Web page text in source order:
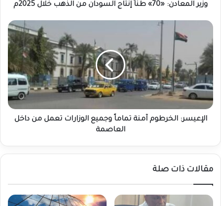
2025م
وزير المعادن: «70» طنّاً إنتاج السودان من الذهب خلال 2025م
الإعيسر:
آمنة
تماماً
وجميع
الوزارات
تعمل
من
داخل
العاصمة
الإعيسر: الخرطوم آمنة تماماً وجميع الوزارات تعمل من داخل
العاصمة
مقالات ذات صلة